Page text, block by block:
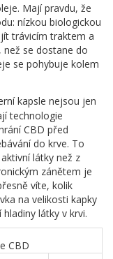
Mají pravdu, že
nízkou biologickou
trávicím traktem a
se dostane do
se pohybuje kolem
kapsle nejsou jen
technologie
CBD před
do krve. To
látky než z
zánětem je
víte, kolik
na velikosti kapky
látky v krvi.
CBD